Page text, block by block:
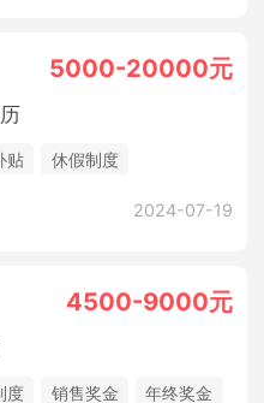
5000-20000元
贴
休假制度
2024-07-19
4500-9000元
度 销售奖金 年终奖金